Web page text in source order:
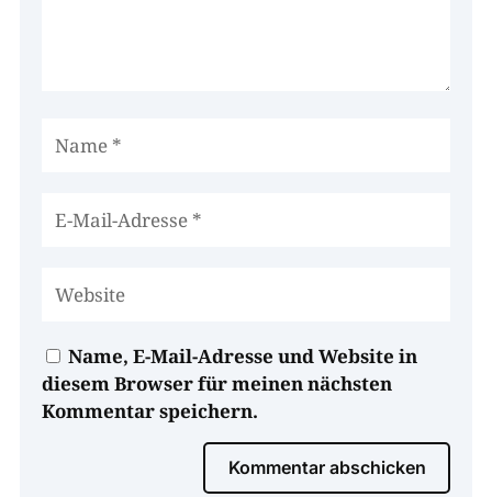
Name, E-Mail-Adresse und Website in
diesem Browser für meinen nächsten
Kommentar speichern.
Kommentar abschicken